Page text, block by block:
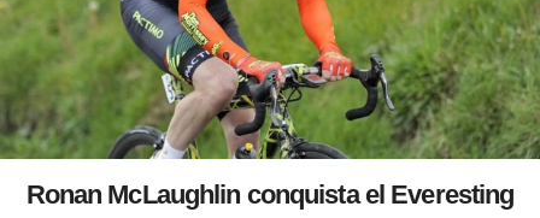
Ronan McLaughlin conquista el Everesting